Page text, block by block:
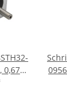
0,67A,